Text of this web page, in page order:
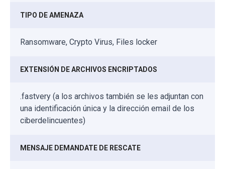
TIPO DE AMENAZA
Ransomware, Crypto Virus, Files locker
EXTENSIÓN DE ARCHIVOS ENCRIPTADOS
.fastvery (a los archivos también se les adjuntan con
una identificación única y la dirección email de los
ciberdelincuentes)
MENSAJE DEMANDATE DE RESCATE